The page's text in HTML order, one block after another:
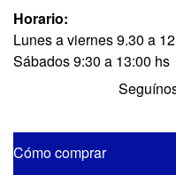
Horario:
Lunes a viernes 9.30 a
Sábados 9:30 a 13:00 hs
Cómo comprar